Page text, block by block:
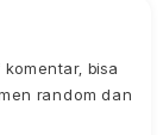
bisa
random dan